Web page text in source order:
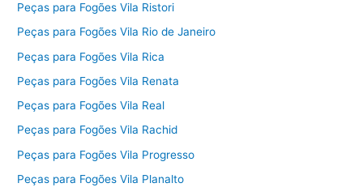
Peças para Fogões Vila Ristori
Peças para Fogões Vila Rio de Janeiro
Peças para Fogões Vila Rica
Peças para Fogões Vila Renata
Peças para Fogões Vila Real
Peças para Fogões Vila Rachid
Peças para Fogões Vila Progresso
Peças para Fogões Vila Planalto